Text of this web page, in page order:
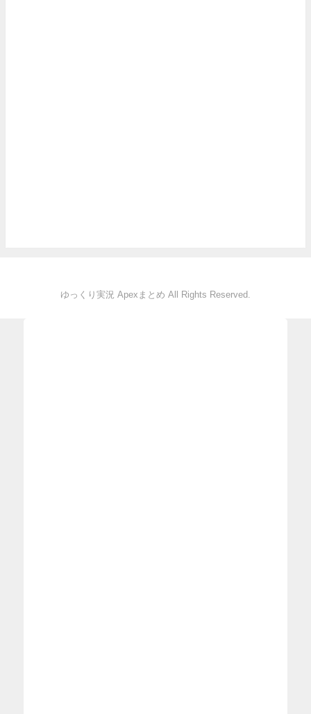
ゆっくり実況 Apexまとめ All Rights Reserved.